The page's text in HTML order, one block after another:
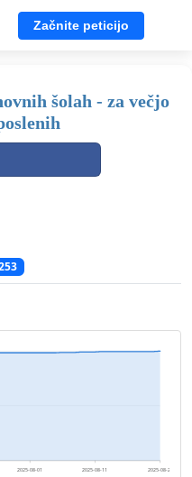
Začnite peticijo
šolah - za večjo
2025-08-01 2025-08-11 2025-08-21